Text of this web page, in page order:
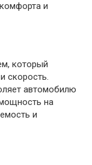
и
который
скорость.
автомобилю
на
и